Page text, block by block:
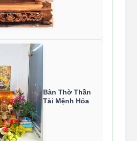
Bàn Thờ Thần
Tài Mệnh Hỏa